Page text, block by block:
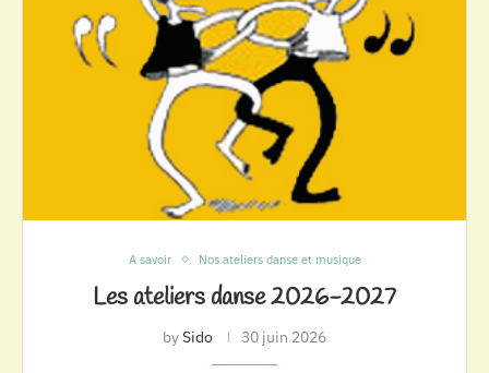
A savoir Nos ateliers danse et musique
Les ateliers danse 2026-2027
bySido 30 juin 2026